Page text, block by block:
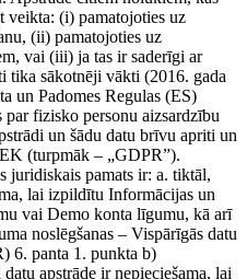
veikta: (i) pamatojoties uz
(ii) pamatojoties uz
vai (iii) ja tas ir saderīgi ar
tika sākotnēji vākti (2016. gada
un Padomes Regulas (ES)
fizisko personu aizsardzību
un šādu datu brīvu apriti un
(turpmāk – „GDPR”).
juridiskais pamats ir: a. tiktāl,
lai izpildītu Informācijas un
vai Demo konta līgumu, kā arī
noslēgšanas – Vispārīgās datu
6. panta 1. punkta b)
apstrāde ir nepieciešama, lai